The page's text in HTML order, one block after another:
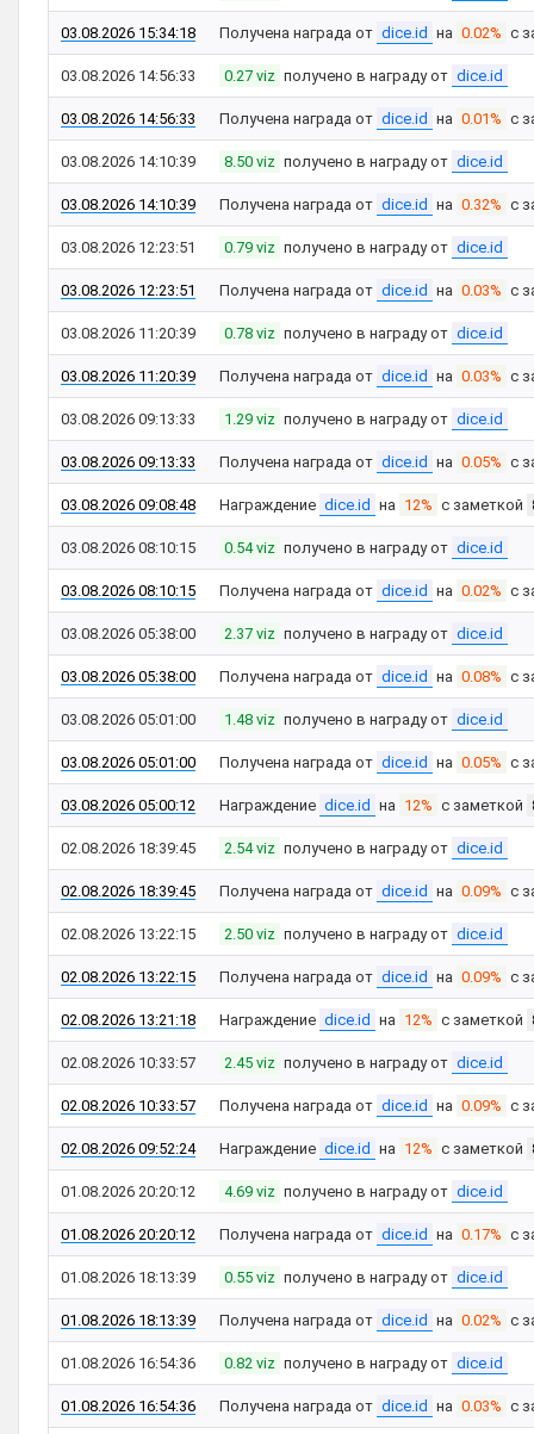
03.08.2026 15:34:18 Получена награда от dice.id на 0.02% с
03.08.2026 14:56:33 0.27 viz получено в награду от dice.id
03.08.2026 14:56:33 Получена награда от dice.id на 0.01% с
03.08.2026 14:10:39 8.50 viz получено в награду от dice.id
03.08.2026 14:10:39 Получена награда от dice.id на 0.32% с
03.08.2026 12:23:51 0.79 viz получено в награду от dice.id
03.08.2026 12:23:51 Получена награда от dice.id на 0.03% с
03.08.2026 11:20:39 0.78 viz получено в награду от dice.id
03.08.2026 11:20:39 Получена награда от dice.id на 0.03% с
03.08.2026 09:13:33 1.29 viz получено в награду от dice.id
03.08.2026 09:13:33 Получена награда от dice.id на 0.05% с
03.08.2026 09:08:48 Награждение dice.id на 12% с заметкой
03.08.2026 08:10:15 0.54 viz получено в награду от dice.id
03.08.2026 08:10:15 Получена награда от dice.id на 0.02% с
03.08.2026 05:38:00 2.37 viz получено в награду от dice.id
03.08.2026 05:38:00 Получена награда от dice.id на 0.08% с
03.08.2026 05:01:00 1.48 viz получено в награду от dice.id
03.08.2026 05:01:00 Получена награда от dice.id на 0.05% с
03.08.2026 05:00:12 Награждение dice.id на 12% с заметкой
02.08.2026 18:39:45 2.54 viz получено в награду от dice.id
02.08.2026 18:39:45 Получена награда от dice.id на 0.09% с
02.08.2026 13:22:15 2.50 viz получено в награду от dice.id
02.08.2026 13:22:15 Получена награда от dice.id на 0.09% с
02.08.2026 13:21:18 Награждение dice.id на 12% с заметкой
02.08.2026 10:33:57 2.45 viz получено в награду от dice.id
02.08.2026 10:33:57 Получена награда от dice.id на 0.09% с
02.08.2026 09:52:24 Награждение dice.id на 12% с заметкой
01.08.2026 20:20:12 4.69 viz получено в награду от dice.id
01.08.2026 20:20:12 Получена награда от dice.id на 0.17% с
01.08.2026 18:13:39 0.55 viz получено в награду от dice.id
01.08.2026 18:13:39 Получена награда от dice.id на 0.02% с
01.08.2026 16:54:36 0.82 viz получено в награду от dice.id
01.08.2026 16:54:36 Получена награда от dice.id на 0.03% с